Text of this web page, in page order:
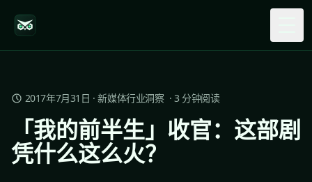
2017年7月31日 ·新媒体行业洞察·3 分钟阅读
「我的前半生」收官：这部剧
凭什么这么火？